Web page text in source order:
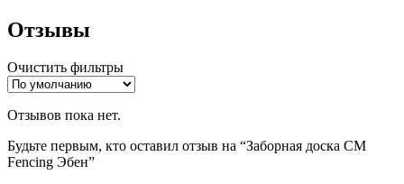
Отзывы
Очистить фильтры
Отзывов пока нет.
Будьте первым, кто оставил отзыв на “Заборная доска СМ
Fencing Эбен”